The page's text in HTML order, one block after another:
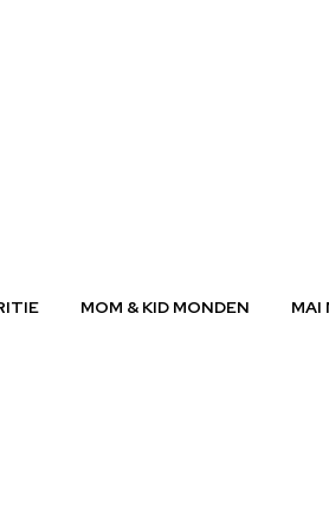
MOM & KID MONDEN MAI